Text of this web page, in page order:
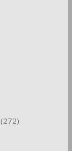
(272)